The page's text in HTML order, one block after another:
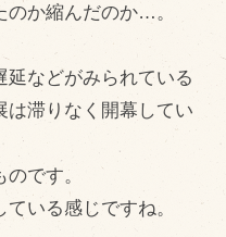
のか縮んだのか…。
延などがみられている
は滞りなく開幕してい
です。
いる感じですね。